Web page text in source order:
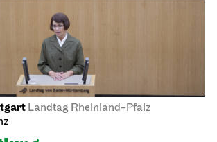
Landtag Rheinland-Pfalz